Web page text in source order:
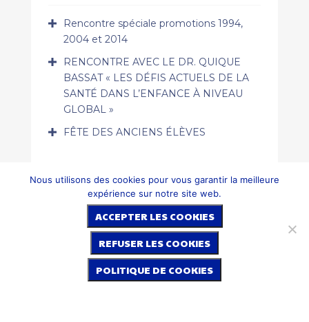
Rencontre spéciale promotions 1994,
2004 et 2014
RENCONTRE AVEC LE DR. QUIQUE
BASSAT « LES DÉFIS ACTUELS DE LA
SANTÉ DANS L’ENFANCE À NIVEAU
GLOBAL »
FÊTE DES ANCIENS ÉLÈVES
Politique de confidentialité Mentions légales
Nous utilisons des cookies pour vous garantir la meilleure
expérience sur notre site web.
ACCEPTER LES COOKIES
REFUSER LES COOKIES
POLITIQUE DE COOKIES